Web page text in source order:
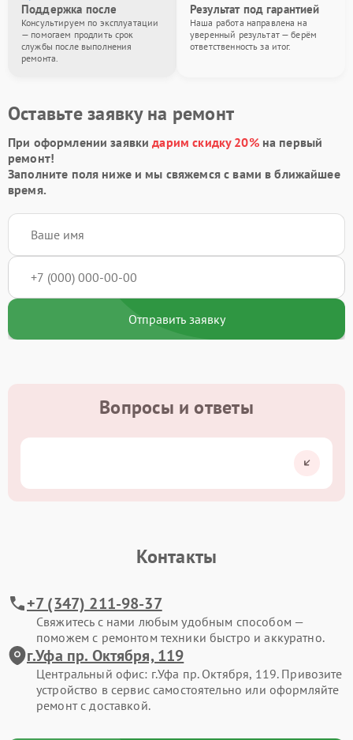
Поддержка после
Консультируем по эксплуатации
— помогаем продлить срок
службы после выполнения
ремонта.
Результат под гарантией
Наша работа направлена на
уверенный результат — берём
ответственность за итог.
Оставьте заявку на ремонт
При оформлении заявкидарим скидку 20%на первый
ремонт!
Заполните поля ниже и мы свяжемся с вами в ближайшее
время.
Отправить заявку
Вопросы и ответы
Контакты
+7 (347) 211-98-37
Свяжитесь с нами любым удобным способом —
поможем с ремонтом техники быстро и аккуратно.
г.Уфа пр. Октября, 119
Центральный офис: г.Уфа пр. Октября, 119. Привозите
устройство в сервис самостоятельно или оформляйте
ремонт с доставкой.